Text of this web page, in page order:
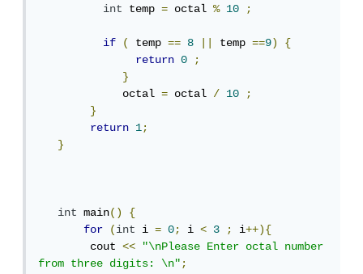
int
temp = octal % 10 ;
if ( temp == 8 temp ==9)
{
return
0
;
}
             octal
= octal / 10
;
}
return
1;
}
int main()
{
for
(int i = 0; i < 3 ; i++){
        cout
<<
"\nPlease Enter octal number
from three digits: \n";